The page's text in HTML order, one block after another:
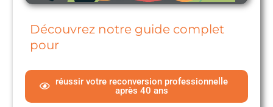
Découvrez notre guide complet
pour
réussir votre reconversion professionnelle
après 40 ans